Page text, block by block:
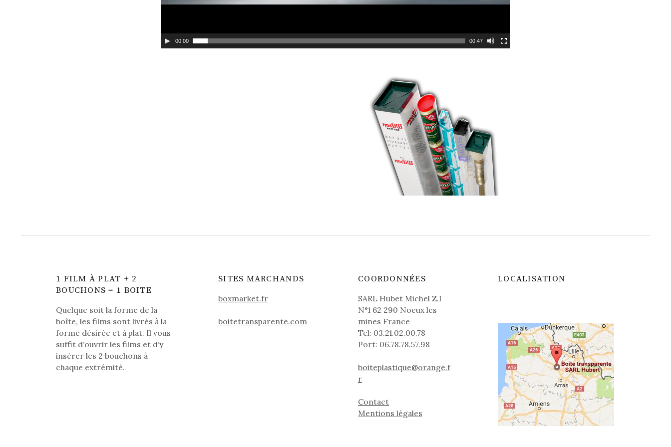
00:00 00:47
1 FILM À PLAT + 2
BOUCHONS = 1 BOITE
Quelque soit la forme de la
boîte, les films sont livrés à la
forme désirée et à plat. Il vous
suffit d’ouvrir les films et d’y
insérer les 2 bouchons à
chaque extrémité.
SITES MARCHANDS
boxmarket.fr
boitetransparente.com
COORDONNÉES
SARL Hubet Michel Z.I
N°1 62 290 Noeux les
mines France
Tel: 03.21.02.00.78
Port: 06.78.78.57.98
boiteplastique@orange.f
r
Contact
Mentions légales
LOCALISATION